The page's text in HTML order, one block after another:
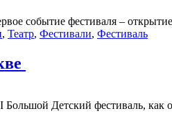
событие фестиваля –
, Театр, Фестивали, Фестиваль
Большой Детский фестиваль,